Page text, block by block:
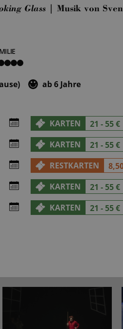
Glass | Musik von
ab 6 Jahre
KARTEN
21 - 55 €
KARTEN
21 - 55 €
RESTKARTEN
KARTEN
21 - 55 €
KARTEN
21 - 55 €